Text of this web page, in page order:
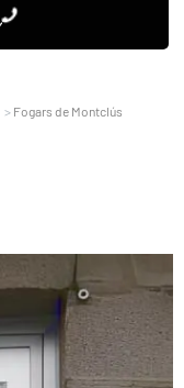
Fogars de Montclús